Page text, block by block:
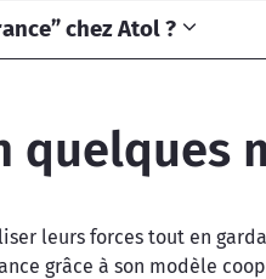
chez Atol ?
quelques
leurs forces tout en
grâce à son modèle